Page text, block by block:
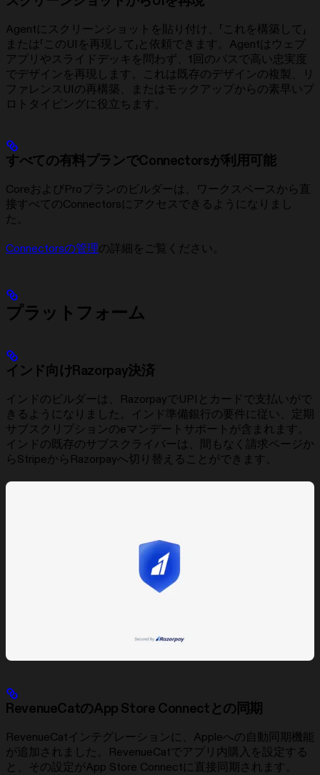
Agentにスクリーンショットを貼り付け、「これを構築して」
または「このUIを再現して」と依頼できます。Agentはウェブ
アプリやスライドデッキを問わず、1回のパスで高い忠実度
でデザインを再現します。これは既存のデザインの複製、リ
ファレンスUIの再構築、またはモックアップからの素早いプ
ロトタイピングに役立ちます。
すべての有料プランでConnectorsが利用可能
CoreおよびProプランのビルダーは、ワークスペースから直
接すべてのConnectorsにアクセスできるようになりまし
た。
Connectorsの管理の詳細をご覧ください。
プラットフォーム
インド向けRazorpay決済
インドのビルダーは、RazorpayでUPIとカードで支払いがで
きるようになりました。インド準備銀行の要件に従い、定期
サブスクリプションのeマンデートサポートが含まれます。
インドの既存のサブスクライバーは、間もなく請求ページか
らStripeからRazorpayへ切り替えることができます。
RevenueCatのApp Store Connectとの同期
RevenueCatインテグレーションに、Appleへの自動同期機能
が追加されました。RevenueCatでアプリ内購入を設定する
と、その設定がApp Store Connectに直接同期されます。